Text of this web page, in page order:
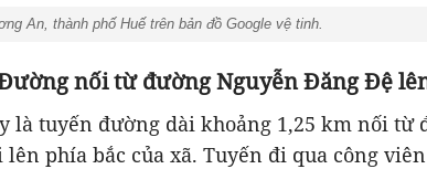
An, thành phố Huế trên bản đồ Google vệ tinh.
nối từ đường Nguyễn Đăng Đệ
là tuyến đường dài khoảng 1,25 km nối từ
lên phía bắc của xã. Tuyến đi qua công